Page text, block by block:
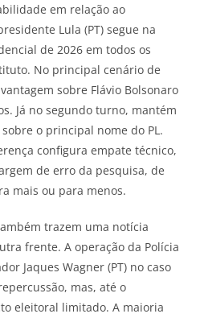
em relação ao
Lula (PT) segue na
de 2026 em todos os
No principal cenário de
sobre Flávio Bolsonaro
Já nosegundo turno, mantém
o principal nome do PL.
configuraempate técnico,
de erro da pesquisa, de
mais ou para menos.
trazem uma notícia
frente. Aoperação da Polícia
Jaques Wagner (PT) no caso
mas, até o
eleitoral limitado. A maioria